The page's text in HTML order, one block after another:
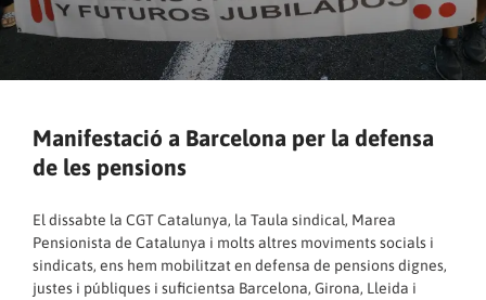
Manifestació a Barcelona per la defensa
de les pensions
El dissabte la CGT Catalunya, la Taula sindical, Marea
Pensionista de Catalunya i molts altres moviments socials i
sindicats, ens hem mobilitzat en defensa de pensions dignes,
justes i públiques i suficientsa Barcelona, Girona, Lleida i